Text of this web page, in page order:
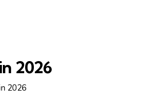
2026
2026